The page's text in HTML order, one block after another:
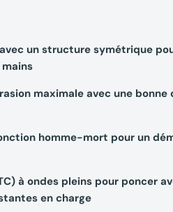
un structure symétrique
maximale avec une bonne
homme-mort pour un
à ondes pleins pour poncer
en charge